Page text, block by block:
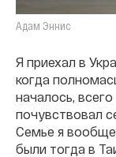
Адам Эннис
Я приехал в
когда
началось,
почувствовал
Семье я вообще
были тогда в